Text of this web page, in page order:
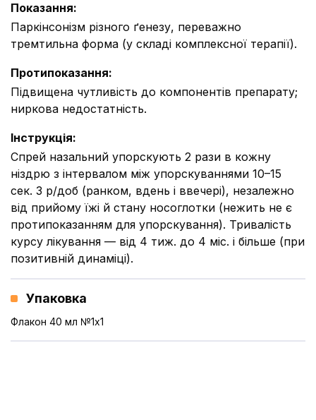
Показання:
Паркінсонізм різного ґенезу, переважно
тремтильна форма (у складі комплексної терапії).
Протипоказання:
Підвищена чутливість до компонентів препарату;
ниркова недостатність.
Інструкція:
Спрей назальний упорскують 2 рази в кожну
ніздрю з інтервалом між упорскуваннями 10–15
сек. 3 р/доб (ранком, вдень і ввечері), незалежно
від прийому їжі й стану носоглотки (нежить не є
протипоказанням для упорскування). Тривалість
курсу лікування — від 4 тиж. до 4 міс. і більше (при
позитивній динаміці).
Упаковка
Флакон 40 мл №1x1